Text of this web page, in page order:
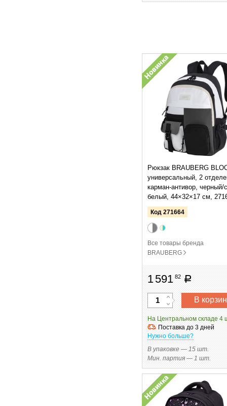
Рюкзак BRAUBERG
универсальный, 2
карман-антивор, черный/
белый, 44×32×17 см,
Код 271664
Все товары бренда
BRAUBERG
1591 82 руб
В
На Центральном складе 4
Поставка до 3 дней
Нужно больше?
В упаковке — 15 шт.
Мин. партия — 1 шт.